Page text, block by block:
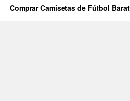
Comprar Camisetas de Fútbol